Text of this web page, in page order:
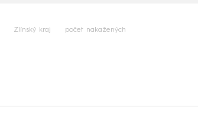
Zlínský kraj počet nakažených